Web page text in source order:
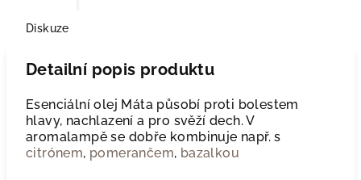
Diskuze
Detailní popis produktu
Esenciální olej Máta působí proti bolestem
hlavy, nachlazení a pro svěží dech. V
aromalampě se dobře kombinuje např. s
citrónem, pomerančem, bazalkou